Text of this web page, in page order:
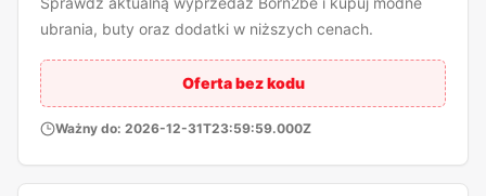
ubrania, buty oraz dodatki w niższych cenach.
Oferta bez kodu
Ważny do: 2026-12-31T23:59:59.000Z